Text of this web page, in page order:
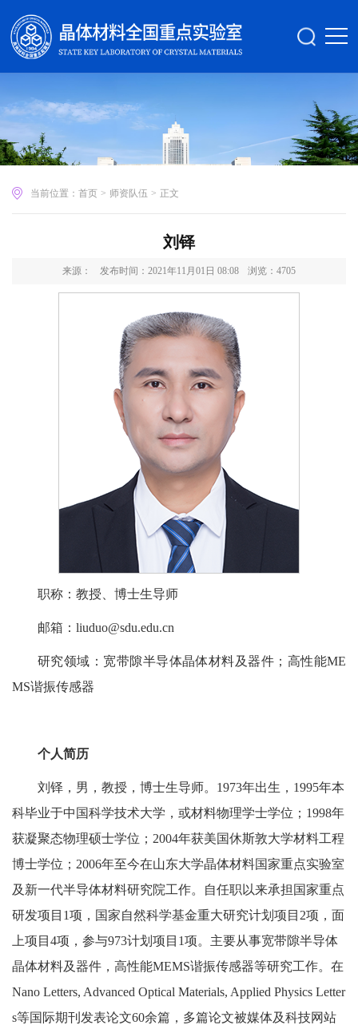
当前位置： 首页 > 师资队伍 > 正文
刘铎
来源： 发布时间：2021年11月01日 08:08 浏览： 4705
职称：教授、博士生导师
邮箱：liuduo@sdu.edu.cn
研究领域：宽带隙半导体晶体材料及器件；高性能ME
MS谐振传感器
个人简历
刘铎，男，教授，博士生导师。1973年出生，1995年本
科毕业于中国科学技术大学，或材料物理学士学位；1998年
获凝聚态物理硕士学位；2004年获美国休斯敦大学材料工程
博士学位；2006年至今在山东大学晶体材料国家重点实验室
及新一代半导体材料研究院工作。自任职以来承担国家重点
研发项目1项，国家自然科学基金重大研究计划项目2项，面
上项目4项，参与973计划项目1项。主要从事宽带隙半导体
晶体材料及器件，高性能MEMS谐振传感器等研究工作。在
Nano Letters, Advanced Optical Materials, Applied Physics Letter
s等国际期刊发表论文60余篇，多篇论文被媒体及科技网站